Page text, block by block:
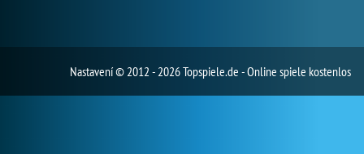
Nastavení© 2012 - 2026 Topspiele.de - Online spiele kostenlos